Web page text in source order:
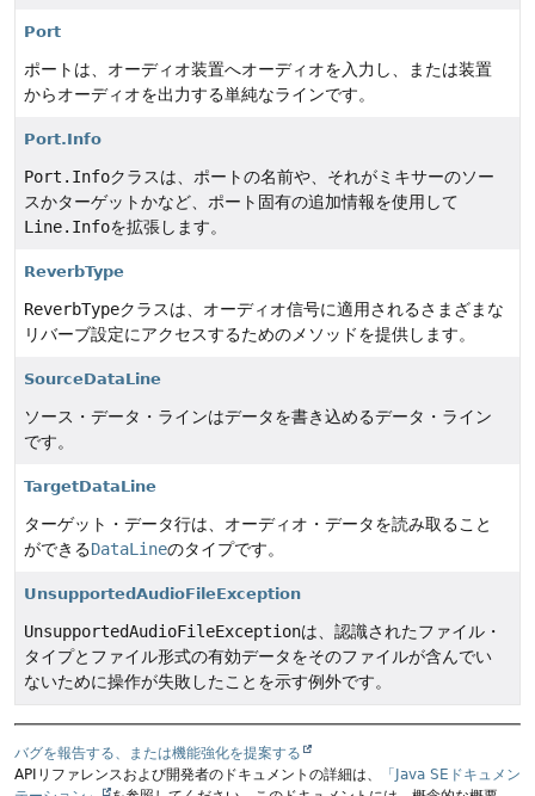
Port
ポートは、オーディオ装置へオーディオを入力し、または装置
からオーディオを出力する単純なラインです。
Port.Info
Port.Infoクラスは、ポートの名前や、それがミキサーのソー
スかターゲットかなど、ポート固有の追加情報を使用して
Line.Infoを拡張します。
ReverbType
ReverbTypeクラスは、オーディオ信号に適用されるさまざまな
リバーブ設定にアクセスするためのメソッドを提供します。
SourceDataLine
ソース・データ・ラインはデータを書き込めるデータ・ライン
です。
TargetDataLine
ターゲット・データ行は、オーディオ・データを読み取ること
ができるDataLineのタイプです。
UnsupportedAudioFileException
UnsupportedAudioFileExceptionは、認識されたファイル・
タイプとファイル形式の有効データをそのファイルが含んでい
ないために操作が失敗したことを示す例外です。
バグを報告する、または機能強化を提案する
APIリファレンスおよび開発者のドキュメントの詳細は、
「Java SEドキュメン